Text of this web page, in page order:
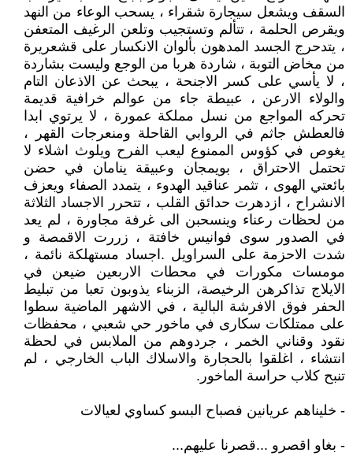
السقف ويشعل سيجارة شقراء ، يسحب الوعاء من النهد
ويقرص الحلمة ، تتألم وتستجيب وتلعن الرغيف المتعفن
، يتدحرج الجسد المدهون بألوان الانكسار على قشعريرة
من مخاض التوبة ، شاردة هربا من الوجع وليست بشاردة
، لا يأسي على كسر الاجنحة ، يبحث عن الاذعان التام
والولاء الارعن ، عبيطة جاء من عوالم خرافية قديمة
تحركه المواجع من نسل مملكة عمورة ، لا يرتوي ابدا
فالعطش جاثم في الروابي القاحلة ومنعرجات القهر ،
يغوص في كؤوس الممنوع ليعب الفرح ويلوث اشلاء لا
تحتمل الاحتراق ، بويمجان وعبيقة ينامان في حضن
بائعتي الهوى ، تثمر عناقيد الهدوء ، يتمدد الصفاء ويعزف
الانشراح ، ازدهرت حدائق القلب ، تتحرر الاجساد الثلاثة
من لحظات رعناء وينسحبن الى غرفة مجاورة ، لم يعد
في الصدور سوى فوانيس خافتة ، زررت الاقمصة و
شدت الاحزمة على السراويل .اجساد مستهلكة نائمة ،
مومسات مكورات في محطات الاربعين ضيعن في
الايلاج تذاكرهن الرخيصة، الزبناء يذوبون تعبا من تبليط
الحفر فوق الافرشة البالية ، في الاشهر الماضية سطوا
على ممتلكات سكارى في ماخور حي شعبي ، محفظات
نقود وقناني الخمر ، جردوهم من الملابس في لحظة
انتشاء ، اغلقوا بالحجارة والاسلاك الباب الخارجي ، لم
تنبح كلاب حراسة الماخور.
- خليناهم عريانين فصباح البسو كساوي لعيالات
- بغاو اقصرو ...قصرنا عليهم...